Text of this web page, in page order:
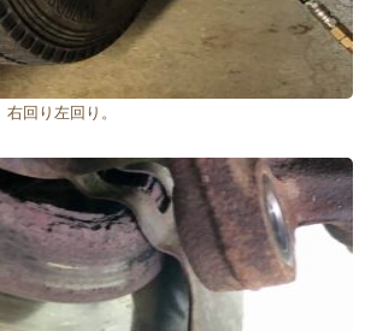
右回り左回り。